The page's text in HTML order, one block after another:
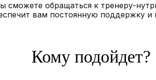
сможете обращаться к тренеру-
вам постоянную поддержку
Кому подойдет?